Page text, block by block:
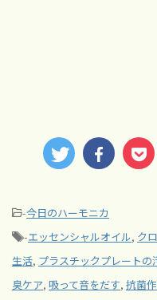
-今日のハーモニカ
-エッセンシャルオイル, ク
生活, プラスチックプレートの
臭ケア, 吸って音をだす, 抗菌